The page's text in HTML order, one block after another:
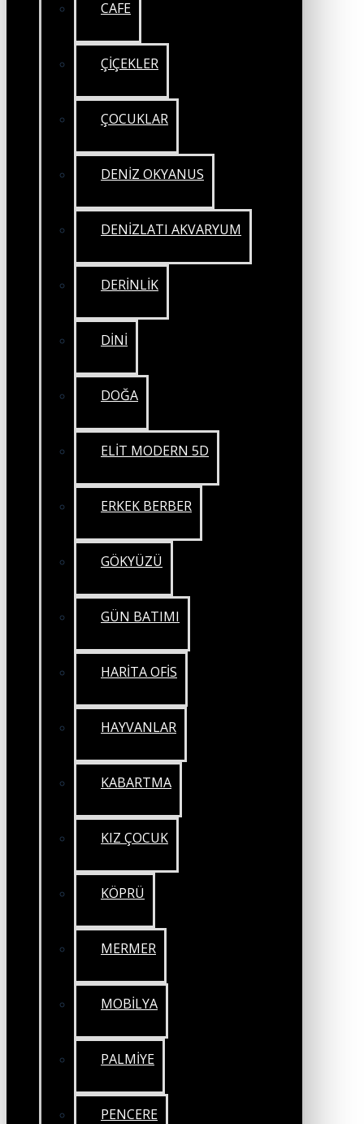
CAFE
ÇİÇEKLER
ÇOCUKLAR
DENİZ OKYANUS
DENİZLATI AKVARYUM
DERİNLİK
DİNİ
DOĞA
ELİT MODERN 5D
ERKEK BERBER
GÖKYÜZÜ
GÜN BATIMI
HARİTA OFİS
HAYVANLAR
KABARTMA
KIZ ÇOCUK
KÖPRÜ
MERMER
MOBİLYA
PALMİYE
PENCERE